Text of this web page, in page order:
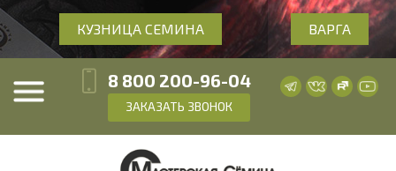
КУЗНИЦА СЕМИНА ВАРГА
8 800 200-96-04
ЗАКАЗАТЬ ЗВОНОК